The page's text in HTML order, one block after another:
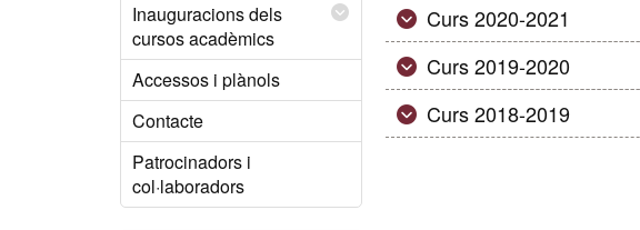
Inauguracions dels
cursos acadèmics
Accessos i plànols
Contacte
Patrocinadors i
col·laboradors
Curs 2020-2021
Curs 2019-2020
Curs 2018-2019